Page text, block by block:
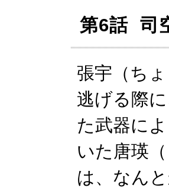
第6話 司
張宇（ち
逃げる際
た武器に
いた唐瑛（
は、なん